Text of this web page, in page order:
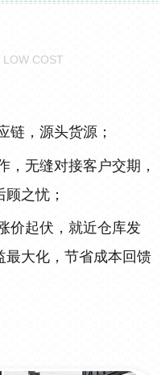
LOW COST
链，源头货源；
，无缝对接客户交期，
之忧；
价起伏，就近仓库发
最大化，节省成本回馈